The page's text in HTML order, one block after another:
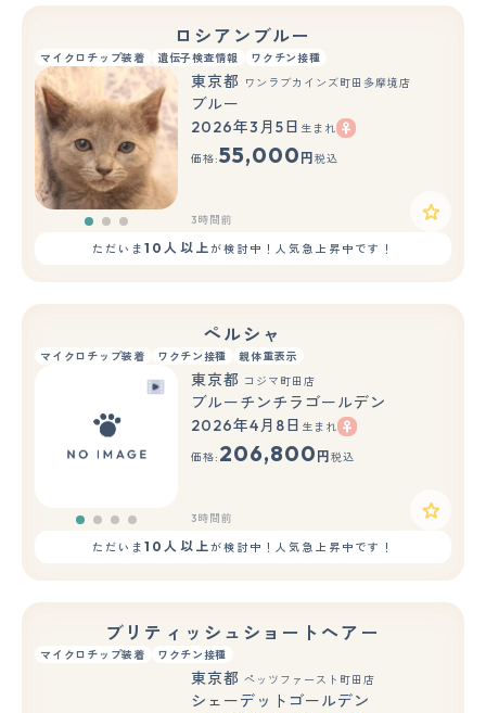
ロシアンブルー
マイクロチップ装着 遺伝子検査情報 ワクチン接種
もっと見る
東京都 ワンラブカインズ町田多摩境店
ブルー
2026年3月5日 生まれ
価格:55,000 円 税込
3時間前
ただいま10人以上が検討中！人気急上昇中です！
ペルシャ
マイクロチップ装着 ワクチン接種 親体重表示
東京都 コジマ町田店
ブルーチンチラゴールデン
2026年4月8日 生まれ
価格: 206,800 円 税込
3時間前
ただいま10人以上が検討中！人気急上昇中です！
ブリティッシュショートヘアー
マイクロチップ装着 ワクチン接種
東京都 ペッツファースト町田店
シェーデットゴールデン